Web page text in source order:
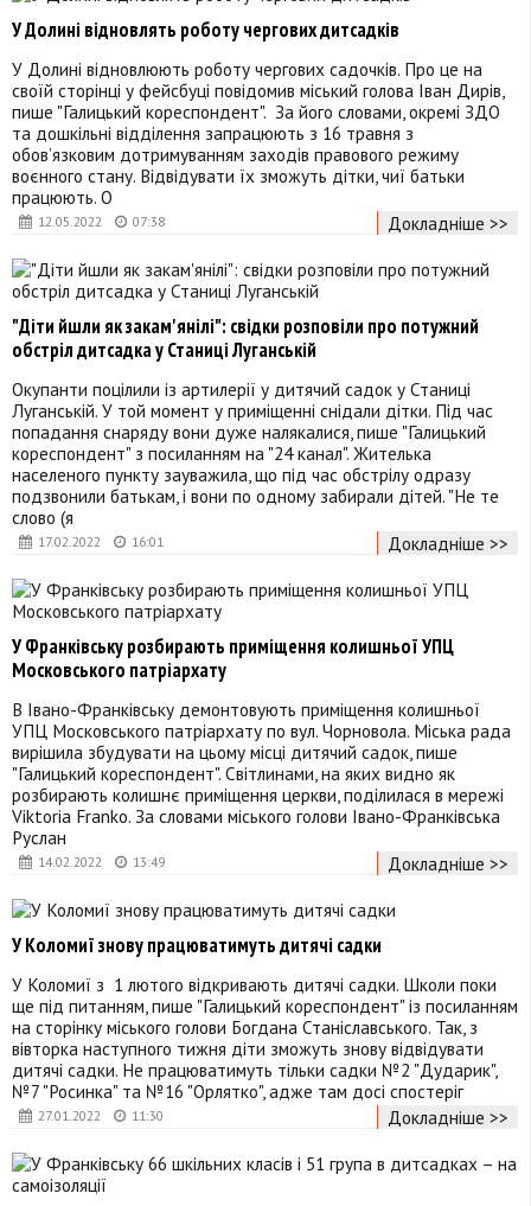
12.05.2022 07:38
У Долині відновлять роботу чергових дитсадків
У Долині відновлюють роботу чергових садочків. Про це на
своїй сторінці у фейсбуці повідомив міський голова Іван Дирів,
пише "Галицький кореспондент". За його словами, окремі ЗДО
та дошкільні відділення запрацюють з 16 травня з
обов’язковим дотримуванням заходів правового режиму
воєнного стану. Відвідувати їх зможуть дітки, чиї батьки
працюють. О
Докладніше >>
17.02.2022 16:01
"Діти йшли як закам'янілі": свідки розповіли про потужний
обстріл дитсадка у Станиці Луганській
Окупанти поцілили із артилерії у дитячий садок у Станиці
Луганській. У той момент у приміщенні снідали дітки. Під час
попадання снаряду вони дуже налякалися, пише "Галицький
кореспондент" з посиланням на "24 канал". Жителька
населеного пункту зауважила, що під час обстрілу одразу
подзвонили батькам, і вони по одному забирали дітей. "Не те
слово (я
Докладніше >>
14.02.2022 13:49
У Франківську розбирають приміщення колишньої УПЦ
Московського патріархату
В Івано-Франківську демонтовують приміщення колишньої
УПЦ Московського патріархату по вул. Чорновола. Міська рада
вирішила збудувати на цьому місці дитячий садок, пише
"Галицький кореспондент". Світлинами, на яких видно як
розбирають колишнє приміщення церкви, поділилася в мережі
Viktoria Franko. За словами міського голови Івано-Франківська
Руслан
Докладніше >>
27.01.2022 11:30
У Коломиї знову працюватимуть дитячі садки
У Коломиї з 1 лютого відкривають дитячі садки. Школи поки
ще під питанням, пише "Галицький кореспондент" із посиланням
на сторінку міського голови Богдана Станіславського. Так, з
вівторка наступного тижня діти зможуть знову відвідувати
дитячі садки. Не працюватимуть тільки садки №2 "Дударик",
№7 "Росинка" та №16 "Орлятко", адже там досі спостеріг
Докладніше >>